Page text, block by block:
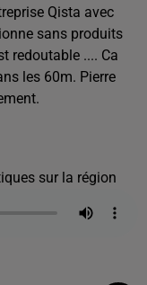
Qista avec
sans produits
redoutable .... Ca
les 60m. Pierre
sur la région